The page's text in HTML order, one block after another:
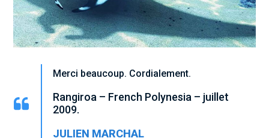
Merci beaucoup. Cordialement.
Rangiroa – French Polynesia – juillet
2009.
JULIEN MARCHAL